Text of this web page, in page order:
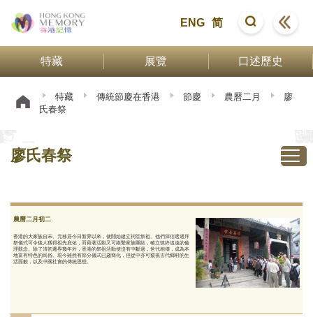
ENG 简
特藏 展覽 口述歷史
特藏 傳統節慶在香港 節慶 農曆二月
廖
氏春祭
廖氏春祭